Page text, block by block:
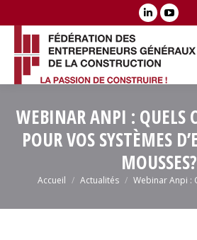
LinkedIn
opens
in
new
opens
new
WEBINAR ANPI : QUELS
POUR VOS SYSTÈMES
MOUSSES?
Vous êtes ici :
Accueil Actualités Webinar Anpi :